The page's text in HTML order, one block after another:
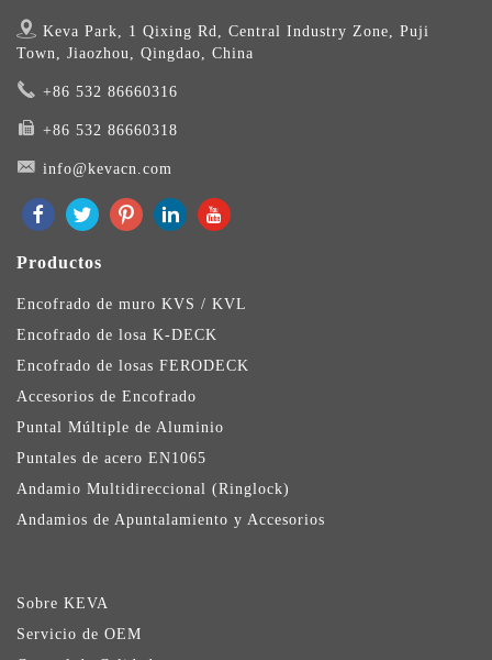
Keva Park, 1 Qixing Rd, Central Industry Zone, Puji
Town, Jiaozhou, Qingdao, China
+86 532 86660316
+86 532 86660318
info@kevacn.com
Productos
Encofrado de muro KVS / KVL
Encofrado de losa K-DECK
Encofrado de losas FERODECK
Accesorios de Encofrado
Puntal Múltiple de Aluminio
Puntales de acero EN1065
Andamio Multidireccional (Ringlock)
Andamios de Apuntalamiento y Accesorios
Sobre KEVA
Servicio de OEM